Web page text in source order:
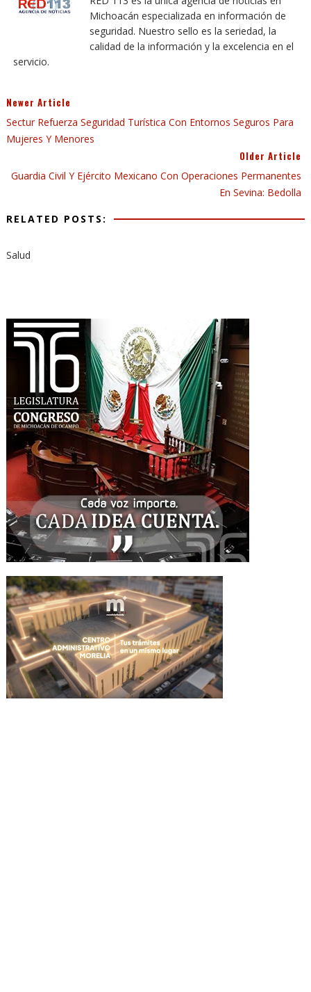
Michoacán especializada en información de
seguridad. Nuestro sello es la seriedad, la
calidad de la información y la excelencia en el
servicio.
Newer Article
Sectur Refuerza Seguridad Turística Con Entornos Seguros Para
Mujeres Y Menores
Older Article
Guardia Civil Y Ejército Mexicano Con Operaciones Permanentes
En Sevina: Bedolla
RELATED POSTS:
Salud